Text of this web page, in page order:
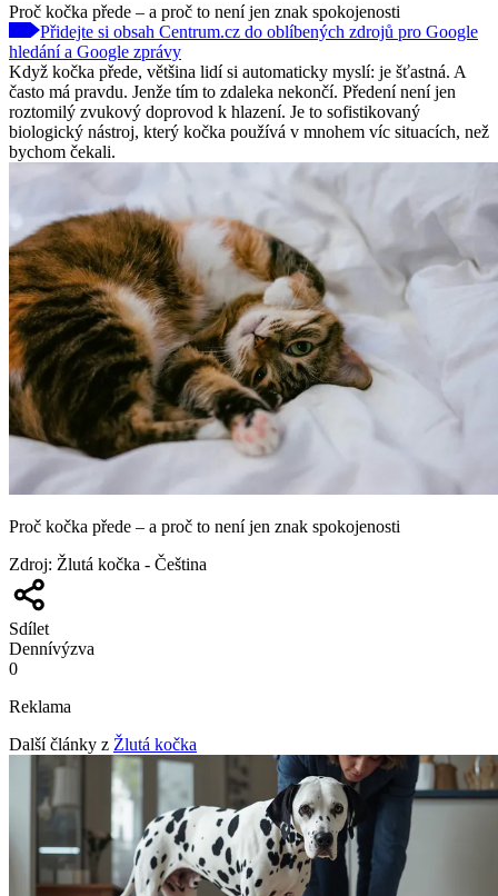
Proč kočka přede – a proč to není jen znak spokojenosti
Přidejte si obsah Centrum.cz do oblíbených zdrojů pro Google
hledání a Google zprávy
Když kočka přede, většina lidí si automaticky myslí: je šťastná. A
často má pravdu. Jenže tím to zdaleka nekončí. Předení není jen
roztomilý zvukový doprovod k hlazení. Je to sofistikovaný
biologický nástroj, který kočka používá v mnohem víc situacích, než
bychom čekali.
Proč kočka přede – a proč to není jen znak spokojenosti
Zdroj: Žlutá kočka - Čeština
Sdílet
Dennívýzva
0
Reklama
Další články z Žlutá kočka